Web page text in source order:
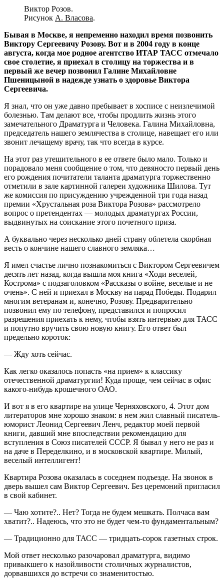
Виктор Розов.
Рисунок А. Власова.
Бывая в Москве, я непременно находил время позвонить
Виктору Сергеевичу Розову. Вот и в 2004 году в конце
августа, когда мое родное агентство ИТАР ТАСС отмечало
свое столетие, я приехал в столицу на торжества и в
первый же вечер позвонил Галине Михайловне
Пшеницыной в надежде узнать о здоровье Виктора
Сергеевича.
Я знал, что он уже давно пребывает в хосписе с неизлечимой
болезнью. Там делают все, чтобы продлить жизнь этого
замечательного Драматурга и Человека. Галина Михайловна,
председатель нашего землячества в столице, навещает его или
звонит лечащему врачу, так что всегда в курсе.
На этот раз утешительного в ее ответе было мало. Только и
порадовало меня сообщение о том, что девяносто первый день
его рождения почитатели таланта драматурга торжественно
отметили в зале картинной галереи художника Шилова. Тут
же комиссия по присуждению учрежденной три года назад
премии «Хрустальная роза Виктора Розова» рассмотрело
вопрос о претендентах — молодых драматургах России,
выдвинутых на соискание этого почетного приза.
А буквально через несколько дней страну облетела скорбная
весть о кончине нашего славного земляка…
Я имел счастье лично познакомиться с Виктором Сергеевичем
десять лет назад, когда вышла моя книга «Ходи веселей,
Кострома» с подзаголовком «Рассказы о войне, веселые и не
очень». С ней и приехал в Москву на парад Победы. Подарил
многим ветеранам и, конечно, Розову. Предварительно
позвонил ему по телефону, представился и попросил
разрешения приехать к нему, чтобы взять интервью для ТАСС
и попутно вручить свою новую книгу. Его ответ был
предельно короток:
— Жду хоть сейчас.
Как легко оказалось попасть «на прием» к классику
отечественной драматургии! Куда проще, чем сейчас в офис
какого-нибудь крошечного ОАО.
И вот я в его квартире на улице Черняховского, 4. Этот дом
литераторов мне хорошо знаком: в нем жил славный писатель-
юморист Леонид Сергеевич Ленч, редактор моей первой
книги, давший мне впоследствии рекомендацию для
вступления в Союз писателей СССР. Я бывал у него не раз и
на даче в Переделкино, и в московской квартире. Милый,
веселый интеллигент!
Квартира Розова оказалась в соседнем подъезде. На звонок в
дверь вышел сам Виктор Сергеевич. Без церемоний пригласил
в свой кабинет.
— Чаю хотите?.. Нет? Тогда не будем мешкать. Полчаса вам
хватит?.. Надеюсь, что это не будет чем-то фундаментальным?
— Традиционно для ТАСС — тридцать-сорок газетных строк.
Мой ответ несколько разочаровал драматурга, видимо
привыкшего к назойливости столичных журналистов,
дорвавшихся до встречи со знаменитостью.